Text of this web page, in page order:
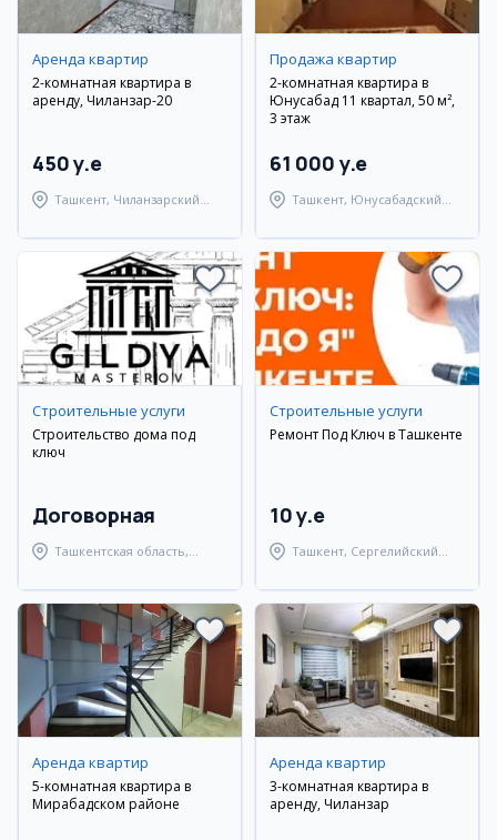
Аренда квартир
2-комнатная квартира в
аренду, Чиланзар-20
450 y.e
Ташкент, Чиланзарский
Продажа квартир
2-комнатная квартира в
Юнусабад 11 квартал, 50 м²,
3 этаж
61 000 y.e
Ташкент, Юнусабадский
Cтроительные услуги
Строительство дома под
ключ
Договорная
Ташкентская область,
Cтроительные услуги
Ремонт Под Ключ в Ташкенте
10 y.e
Ташкент, Сергелийский
Аренда квартир
5-комнатная квартира в
Мирабадском районе
Аренда квартир
3-комнатная квартира в
аренду, Чиланзар